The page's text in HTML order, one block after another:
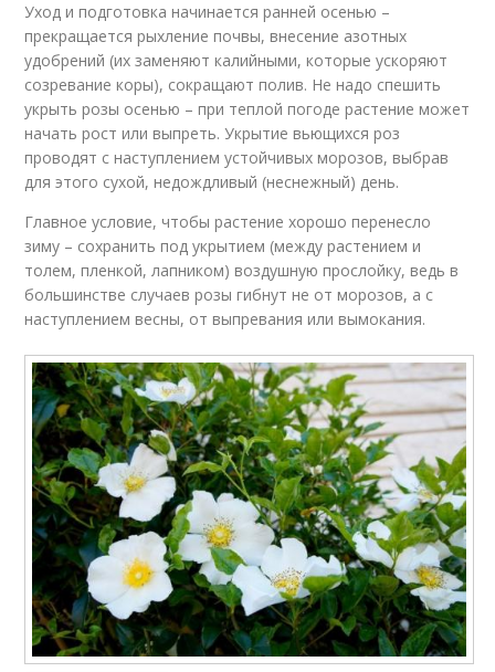
Уход и подготовка начинается ранней осенью –
прекращается рыхление почвы, внесение азотных
удобрений (их заменяют калийными, которые ускоряют
созревание коры), сокращают полив. Не надо спешить
укрыть розы осенью – при теплой погоде растение может
начать рост или выпреть. Укрытие вьющихся роз
проводят с наступлением устойчивых морозов, выбрав
для этого сухой, недождливый (неснежный) день.
Главное условие, чтобы растение хорошо перенесло
зиму – сохранить под укрытием (между растением и
толем, пленкой, лапником) воздушную прослойку, ведь в
большинстве случаев розы гибнут не от морозов, а с
наступлением весны, от выпревания или вымокания.